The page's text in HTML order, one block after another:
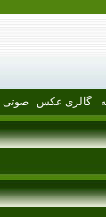
گالری عکس صوتی